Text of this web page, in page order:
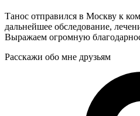
Танос отправился в Москву к
дальнейшее обследование,
Выражаем огромную
Расскажи обо мне друзьям